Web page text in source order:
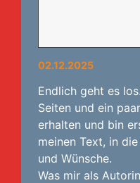
02.12.2025
Endlich geht es
Seiten und ein
erhalten und bin
meinen Text, in
und Wünsche.
Was mir als